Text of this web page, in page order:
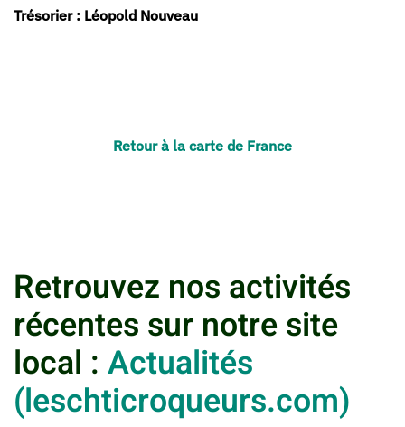
Trésorier : Léopold Nouveau
Retour à la carte de France
Retrouvez nos activités
récentes sur notre site
local : Actualités
(leschticroqueurs.com)